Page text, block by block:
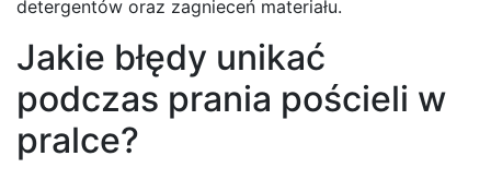
detergentów oraz zagnieceń materiału.
Jakie błędy unikać
podczas prania pościeli w
pralce?